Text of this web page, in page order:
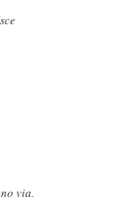
via,